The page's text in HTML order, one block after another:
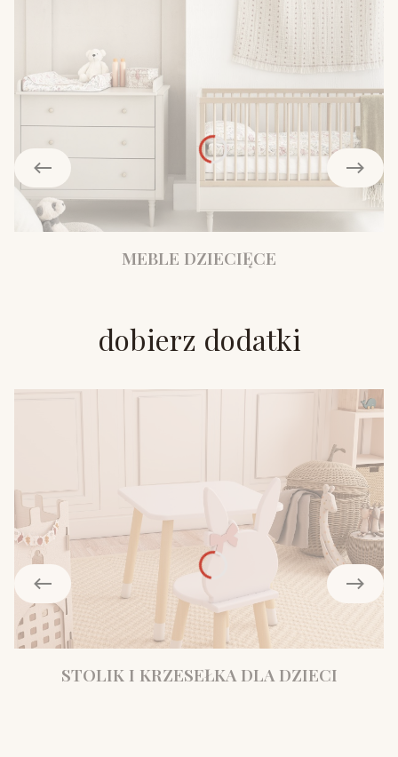
MEBLE DZIECIĘCE
dobierz dodatki
STOLIK I KRZESEŁKA DLA DZIECI